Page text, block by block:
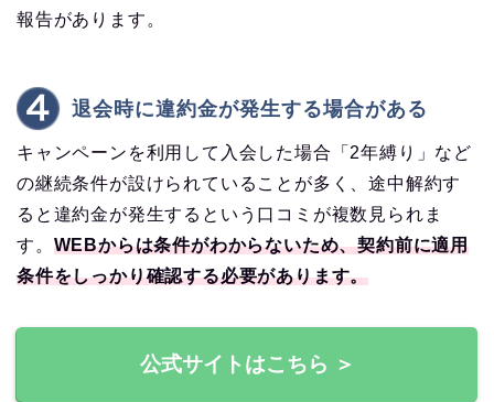
報告があります。
退会時に違約金が発生する場合がある
キャンペーンを利用して入会した場合「2年縛り」など
の継続条件が設けられていることが多く、途中解約す
ると違約金が発生するという口コミが複数見られま
す。 WEBからは条件がわからないため、契約前に適用
条件をしっかり確認する必要があります。
公式サイトはこちら ＞